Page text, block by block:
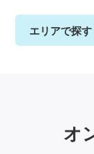
エリアで探す
オ